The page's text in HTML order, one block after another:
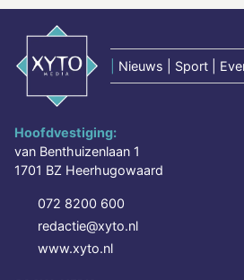
Nieuws | Sport |
Hoofdvestiging:
van Benthuizenlaan 1
1701 BZ Heerhugowaard
072 8200 600
redactie@xyto.nl
www.xyto.nl